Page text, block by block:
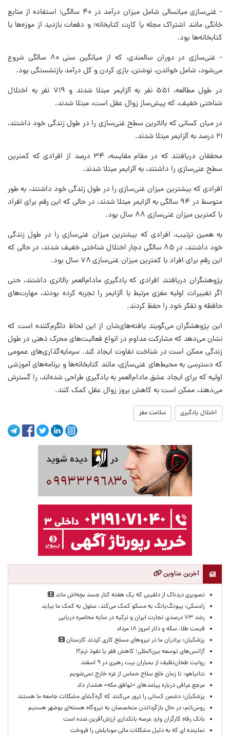
- غنی‌سازی میانسالی شامل میزان درآمد در ۴۰ سالگی؛ استفاده از منابع
خانگی مانند اشتراک مجله یا کارت کتابخانه؛ و دفعات بازدید از موزه‌ها یا
کتابخانه‌ها بود.
- غنی‌سازی در دوران سالمندی، که از میانگین سنی ۸۰ سالگی شروع
می‌شود، شامل خواندن، نوشتن، بازی کردن و کل درآمد بازنشستگی بود.
در طول مطالعه، ۵۵۱ نفر به آلزایمر مبتلا شدند و ۷۱۹ نفر به اختلال
شناختی خفیف، که پیش‌ساز زوال عقل است، مبتلا شدند.
در میان کسانی که بالاترین سطح غنی‌سازی را در طول زندگی خود داشتند،
۲۱ درصد به آلزایمر مبتلا شدند.
محققان دریافتند که در مقام مقایسه، ۳۴ درصد از افرادی که کمترین
سطح غنی‌سازی را داشتند، به آلزایمر مبتلا شدند.
افرادی که بیشترین میزان غنی‌سازی را در طول زندگی خود داشتند، به طور
متوسط در ۹۴ سالگی به آلزایمر مبتلا شدند، در حالی که این رقم برای افراد
با کمترین میزان غنی‌سازی ۸۸ سال بود.
به همین ترتیب، افرادی که بیشترین میزان غنی‌سازی را در طول زندگی
خود داشتند، در ۸۵ سالگی دچار اختلال شناختی خفیف شدند، در حالی که
این رقم برای افراد با کمترین میزان غنی‌سازی ۷۸ سال بود.
پژوهشگران دریافتند افرادی که یادگیری مادام‌العمر بالاتری داشتند، حتی
اگر تغییرات اولیه مغزی مرتبط با آلزایمر را تجربه کرده بودند، مهارت‌های
حافظه و تفکر خود را حفظ کردند.
این پژوهشگران می‌گویند یافته‌های‌شان از این لحاظ دلگرم‌کننده است که
نشان می‌دهد که مشارکت مداوم در انواع فعالیت‌های محرک ذهنی در طول
زندگی ممکن است در شناخت تفاوت ایجاد کند. سرمایه‌گذاری‌های عمومی
که دسترسی به محیط‌های غنی‌سازی، مانند کتابخانه‌ها و برنامه‌های آموزشی
اولیه که برای ایجاد عشق مادام‌العمر به یادگیری طراحی شده‌اند، را گسترش
می‌دهند، ممکن است به کاهش بروز زوال عقل کمک کنند.
اختلال یادگیری سلامت مغز
آخرین عناوین
تصویری دردناک از دلفینی که یک هفته کنار جسد بچه‌اش ماند
زلنسکی: پیونگ‌یانگ به مسکو کمک می‌کند، سئول به کمک ما بیاید
رشد ۷۳ درصدی تجارت ایران و ترکیه در سایه محاصره دریایی
قیمت طلا، سکه و دلار امروز ۱۸ مرداد
پزشکیان: برادران ما در نیروهای مسلح کاری کردند کارستان
آژانس‌های توسعه بین‌المللی؛ کاهش فقر یا نفوذ نرم؟!
روایت طحان‌نظیف از بمباران بیت رهبری در ۹ اسفند
نتانیاهو: تا زمان خلع سلاح حماس از غزه خارج نمی‌شویم
مرجع عراقی درباره پیامدهای «توافق مکه» هشدار داد
پزشکیان: دشمن کسانی را ترور می‌کنند که گره‌گشای مشکلات جامعه ما هستند
روس‌اتم: در حال بازگرداندن متخصصان به نیروگاه هسته‌ای بوشهر هستیم
بانک رفاه کارگران وارد عرصه بانکداری ارزش‌آفرین شده است
نماینده ای که به دلیل مشکلات مالی موبایلش را فروخت